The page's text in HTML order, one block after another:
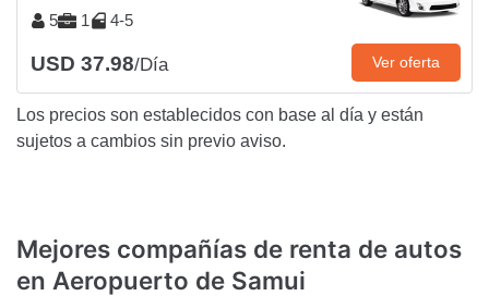
5 1 4-5
USD 37.98/Día Ver oferta
Los precios son establecidos con base al día y están
sujetos a cambios sin previo aviso.
Mejores compañías de renta de autos
en Aeropuerto de Samui